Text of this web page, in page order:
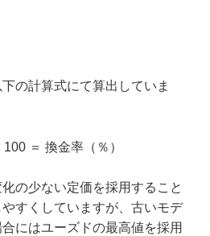
の計算式にて算出していま
＝ 換金率（％）
の少ない定価を採用すること
すくしていますが、古いモデ
にはユーズドの最高値を採用